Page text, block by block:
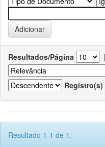
Resultados/Página |
Registro(s)
Resultado 1-1 de 1.